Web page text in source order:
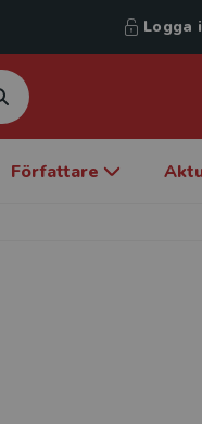
Logga
Författare